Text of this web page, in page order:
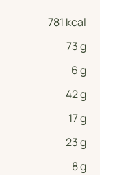
781 kcal
73 g
6 g
42 g
17 g
23 g
8 g